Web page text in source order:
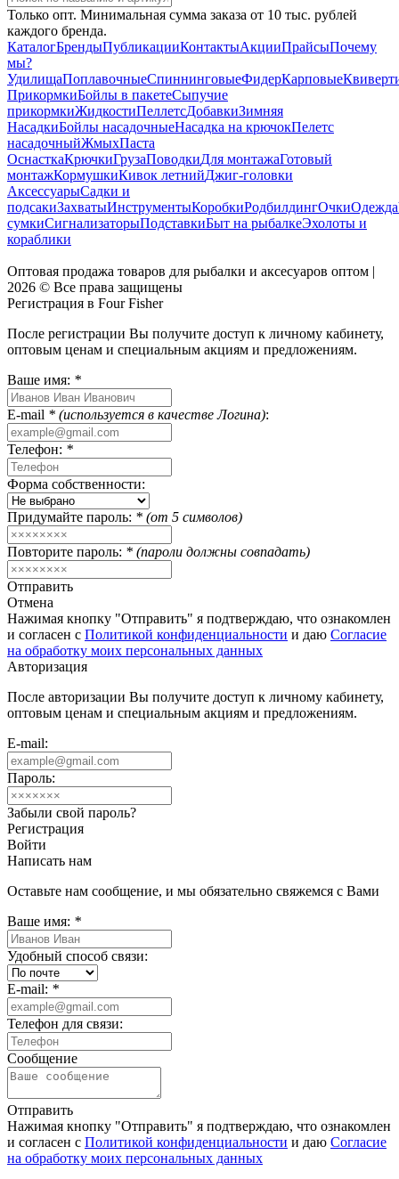
Только опт. Минимальная сумма заказа от 10 тыс. рублей
каждого бренда.
КаталогБрендыПубликацииКонтактыАкцииПрайсыПочему
мы?
УдилищаПоплавочныеСпиннинговыеФидерКарповые
ПрикормкиБойлы в пакетеСыпучие
прикормкиЖидкостиПеллетсДобавкиЗимняя
НасадкиБойлы насадочныеНасадка на крючокПелетс
насадочныйЖмыхПаста
ОснасткаКрючкиГрузаПоводкиДля монтажаГотовый
монтажКормушкиКивок летнийДжиг-головки
АксессуарыСадки и
подсакиЗахватыИнструментыКоробкиРодбилдингОчкиОдежда
сумкиСигнализаторыПодставкиБыт на рыбалкеЭхолоты и
кораблики
Оптовая продажа товаров для рыбалки и аксесуаров оптом |
2026 © Все права защищены
Регистрация в Four Fisher
После регистрации Вы получите доступ к личному кабинету,
оптовым ценам и специальным акциям и предложениям.
Ваше имя: *
E-mail * (используется в качестве Логина):
Телефон: *
Форма собственности:
Придумайте пароль: * (от 5 символов)
Повторите пароль: * (пароли должны совпадать)
Отправить
Отмена
Нажимая кнопку "Отправить" я подтверждаю, что ознакомлен
и согласен с Политикой конфиденциальности и даю Согласие
на обработку моих персональных данных
Авторизация
После авторизации Вы получите доступ к личному кабинету,
оптовым ценам и специальным акциям и предложениям.
E-mail:
Пароль:
Забыли свой пароль?
Регистрация
Войти
Написать нам
Оставьте нам сообщение, и мы обязательно свяжемся с Вами
Ваше имя: *
Удобный способ связи:
E-mail: *
Телефон для связи:
Сообщение
Отправить
Нажимая кнопку "Отправить" я подтверждаю, что ознакомлен
и согласен с Политикой конфиденциальности и даю Согласие
на обработку моих персональных данных